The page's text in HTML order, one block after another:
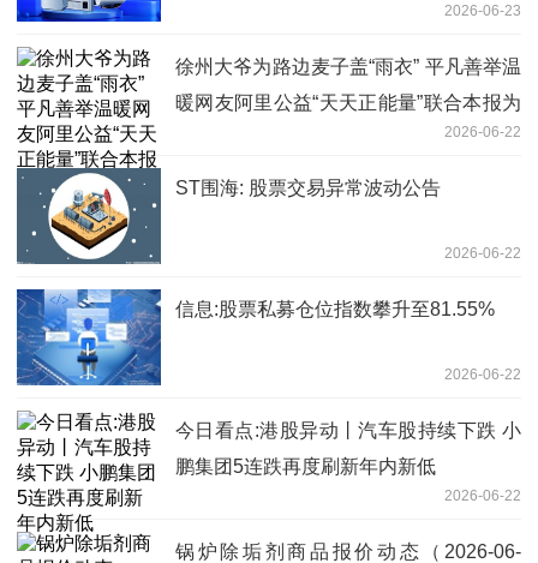
2026-06-23
徐州大爷为路边麦子盖“雨衣” 平凡善举温
暖网友阿里公益“天天正能量”联合本报为
2026-06-22
ST围海: 股票交易异常波动公告
2026-06-22
信息:股票私募仓位指数攀升至81.55%
2026-06-22
今日看点:港股异动丨汽车股持续下跌 小
鹏集团5连跌再度刷新年内新低
2026-06-22
锅炉除垢剂商品报价动态（2026-06-